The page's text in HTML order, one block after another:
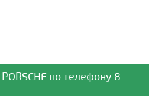
PORSCHE по телефону 8